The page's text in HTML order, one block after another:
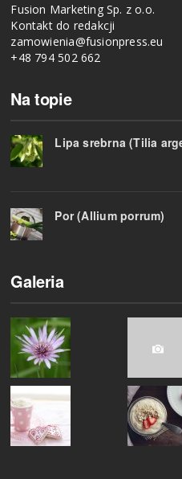
Fusion Marketing Sp. z o.o.
Kontakt do redakcji
zamowienia@fusionpress.eu
+48 794 502 662
Na topie
Lipa srebrna (Tilia
Por (Allium porrum)
Galeria